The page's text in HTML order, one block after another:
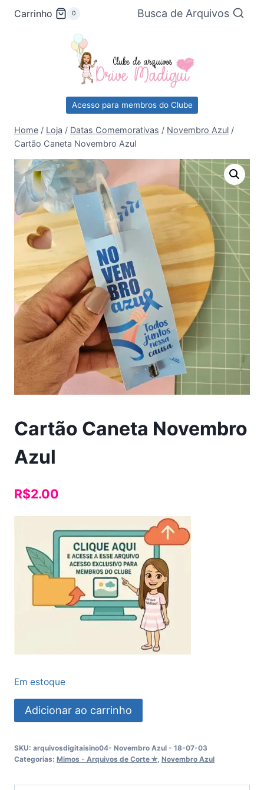
Pular
Carrinho 0 Busca de Arquivos
Acesso para membros do Clube
Home / Loja / Datas Comemorativas / Novembro Azul /
Cartão Caneta Novembro Azul
Cartão Caneta Novembro
Azul
R$2.00
Em estoque
Cartão
Caneta
Azul
Adicionar ao carrinho
SKU: arquivosdigitaisino04- Novembro Azul - 18-07-03
Categorias: Mimos - Arquivos de Corte ✮, Novembro Azul